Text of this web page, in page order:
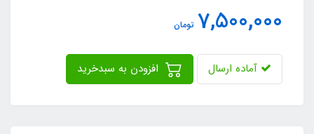
7,500,000 تومان
آماده ارسال